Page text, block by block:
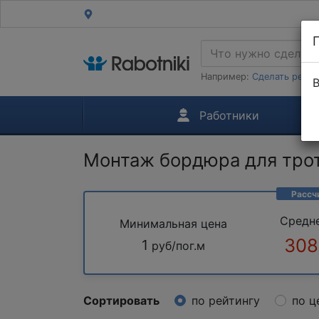
Например: Сделать
Работники
Монтаж бордюра для
Минимальная цена
1 руб/пог.м
Сортировать по рейтингу по